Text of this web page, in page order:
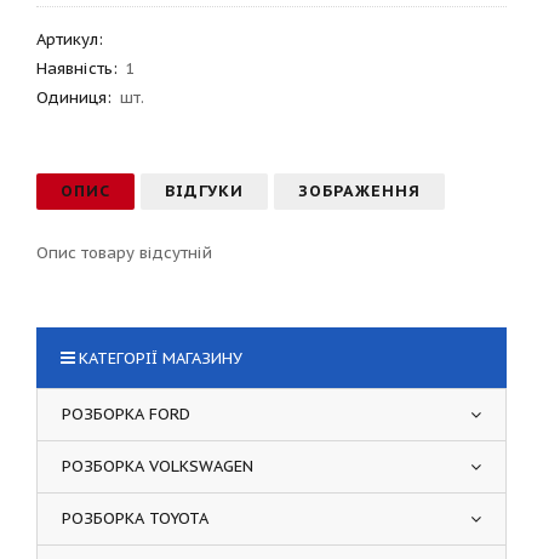
Артикул:
Наявність: 1
Одиниця: шт.
ОПИС ВІДГУКИ ЗОБРАЖЕННЯ
Опис товару відсутній
КАТЕГОРІЇ МАГАЗИНУ
РОЗБОРКА FORD
РОЗБОРКА VOLKSWAGEN
РОЗБОРКА TOYOTA